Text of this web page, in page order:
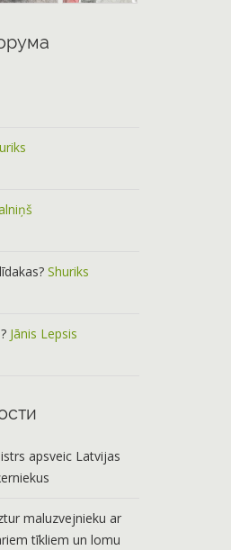
Shuriks
Jānis Lepsis
apsveic Latvijas
maluzvejnieku ar
tīkliem un lomu